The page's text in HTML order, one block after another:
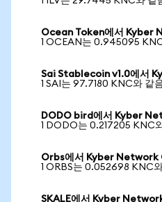
Ocean Token에서 Kyber
1 OCEAN는 0.945095
Sai Stablecoin v1.0에서
1 SAI는 97.7180 KNC와 같
DODO bird에서 Kyber
1 DODO는 0.217205 KNC
Orbs에서 Kyber Network
1 ORBS는 0.052698 KNC
SKALE에서 Kyber